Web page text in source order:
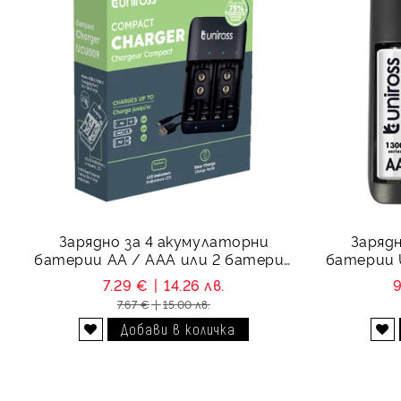
Зарядно за 4 акумулаторни
батерии АА / ААА или 2 батерии
9V - Uniross Compact
7.29 € 14.26 лв.
7.67 € 15.00 лв.
батерии